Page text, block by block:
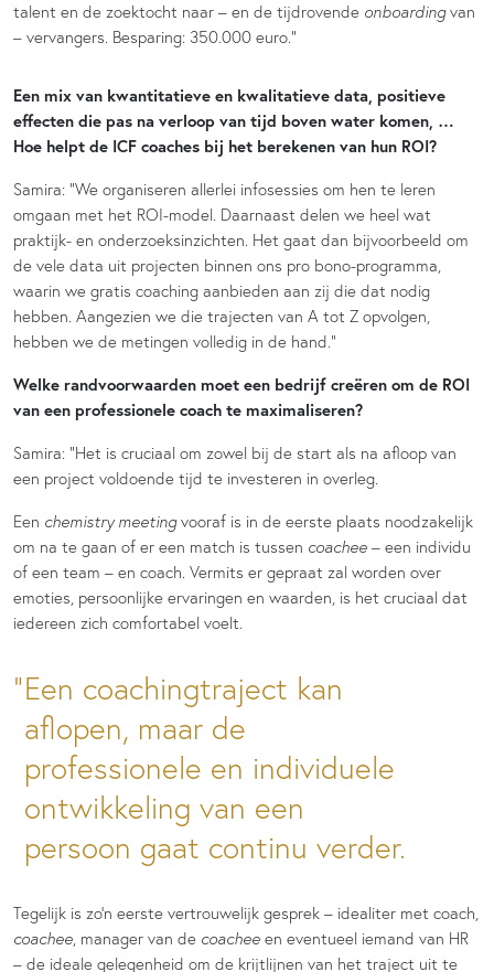
talent en de zoektocht naar – en de tijdrovende onboardingvan
– vervangers. Besparing: 350.000 euro.”
Een mix van kwantitatieve en kwalitatieve data, positieve
effecten die pas na verloop van tijd boven water komen, …
Hoe helpt de ICF coaches bij het berekenen van hun ROI?
Samira: “We organiseren allerlei infosessies om hen te leren
omgaan met het ROI-model. Daarnaast delen we heel wat
praktijk- en onderzoeksinzichten. Het gaat dan bijvoorbeeld om
de vele data uit projecten binnen ons pro bono-programma,
waarin we gratis coaching aanbieden aan zij die dat nodig
hebben. Aangezien we die trajecten van A tot Z opvolgen,
hebben we de metingen volledig in de hand.”
Welke randvoorwaarden moet een bedrijf creëren om de ROI
van een professionele coach te maximaliseren?
Samira: “Het is cruciaal om zowel bij de start als na afloop van
een project voldoende tijd te investeren in overleg.
Een chemistry meetingvooraf is in de eerste plaats noodzakelijk
om na te gaan of er een match is tussen coachee – een individu
of een team – en coach. Vermits er gepraat zal worden over
emoties, persoonlijke ervaringen en waarden, is het cruciaal dat
iedereen zich comfortabel voelt.
Een coachingtraject kan
aflopen, maar de
professionele en individuele
ontwikkeling van een
persoon gaat continu verder.
Tegelijk is zo’n eerste vertrouwelijk gesprek – idealiter met coach,
coachee, manager van de coachee en eventueel iemand van HR
– de ideale gelegenheid om de krijtlijnen van het traject uit te